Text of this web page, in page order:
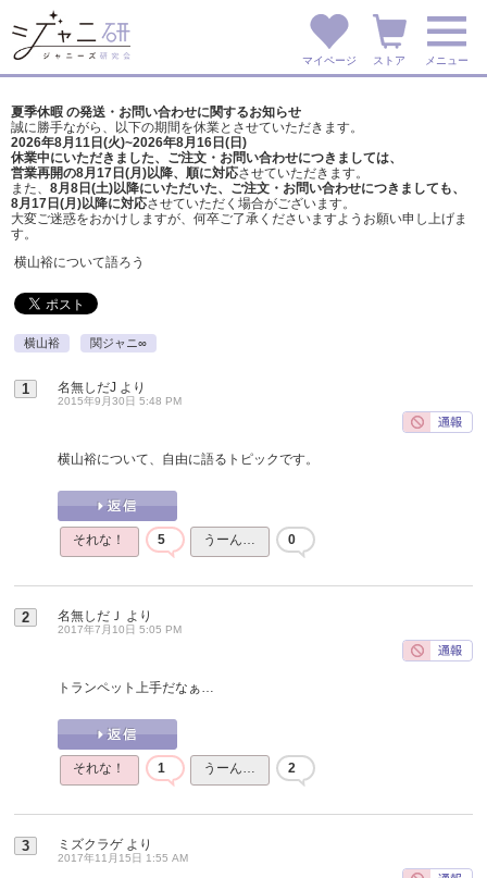
マイページ ストア メニュー
夏季休暇 の発送・お問い合わせに関するお知らせ
誠に勝手ながら、以下の期間を休業とさせていただきます。
2026年8月11日(火)~2026年8月16日(日)
休業中にいただきました、ご注文・お問い合わせにつきましては、
営業再開の8月17日(月)以降、順に対応させていただきます。
また、 8月8日(土)以降にいただいた、ご注文・ お問い合わせにつきましても、
8月17日(月)以降に対応させていただく場合がございます。
大変ご迷惑をおかけしますが、 何卒ご了承くださいますようお願い申し上げま
す。
横山裕について語ろう
横山裕 関ジャニ∞
1 名無しだJ より
2015年9月30日 5:48 PM
横山裕について、自由に語るトピックです。
それな！ 5 うーん… 0
2 名無しだＪ より
2017年7月10日 5:05 PM
トランペット上手だなぁ…
それな！ 1 うーん… 2
3 ミズクラゲ より
2017年11月15日 1:55 AM